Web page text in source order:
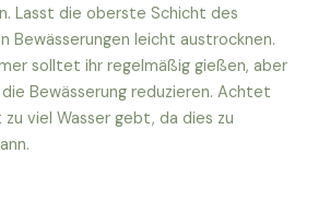
Lasst die oberste Schicht des
Bewässerungen leicht austrocknen.
solltet ihr regelmäßig gießen, aber
Bewässerung reduzieren. Achtet
viel Wasser gebt, da dies zu